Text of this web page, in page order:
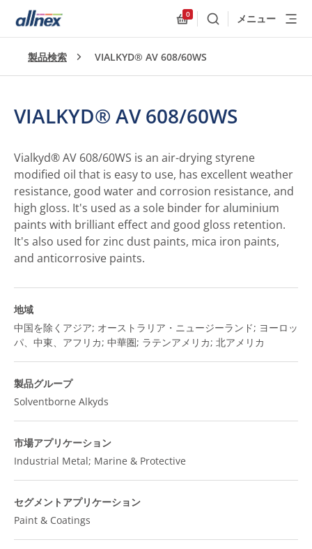
0
検索 メニュー
製品検索 VIALKYD® AV 608/60WS
VIALKYD® AV 608/60WS
Vialkyd® AV 608/60WS is an air-drying styrene
modified oil that is easy to use, has excellent weather
resistance, good water and corrosion resistance, and
high gloss. It's used as a sole binder for aluminium
paints with brilliant effect and good gloss retention.
It's also used for zinc dust paints, mica iron paints,
and anticorrosive paints.
地域
中国を除くアジア; オーストラリア・ニュージーランド; ヨーロッ
パ、中東、アフリカ; 中華圏; ラテンアメリカ; 北アメリカ
製品グループ
Solventborne Alkyds
市場アプリケーション
Industrial Metal; Marine & Protective
セグメントアプリケーション
Paint & Coatings